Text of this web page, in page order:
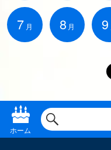
7 月 8 月 9
ホーム